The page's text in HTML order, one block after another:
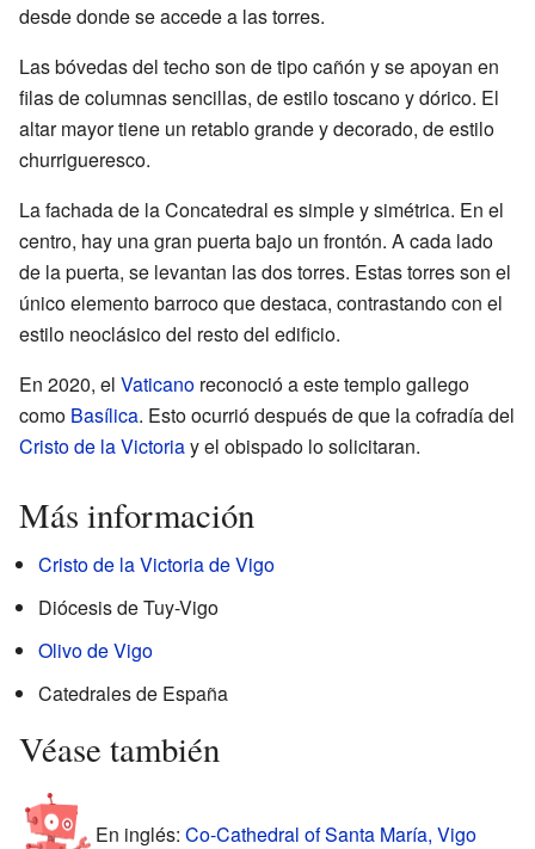
desde donde se accede a las torres.
Las bóvedas del techo son de tipo cañón y se apoyan en
filas de columnas sencillas, de estilo toscano y dórico. El
altar mayor tiene un retablo grande y decorado, de estilo
churrigueresco.
La fachada de la Concatedral es simple y simétrica. En el
centro, hay una gran puerta bajo un frontón. A cada lado
de la puerta, se levantan las dos torres. Estas torres son el
único elemento barroco que destaca, contrastando con el
estilo neoclásico del resto del edificio.
En 2020, el Vaticano reconoció a este templo gallego
como Basílica. Esto ocurrió después de que la cofradía del
Cristo de la Victoriay el obispado lo solicitaran.
Más información
Cristo de la Victoria de Vigo
Diócesis de Tuy-Vigo
Olivo de Vigo
Catedrales de España
Véase también
En inglés: Co-Cathedral of Santa María, Vigo